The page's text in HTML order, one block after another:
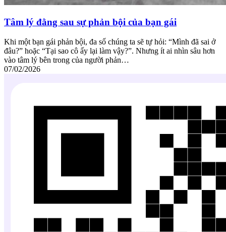
Tâm lý đằng sau sự phản bội của bạn gái
Khi một bạn gái phản bội, đa số chúng ta sẽ tự hỏi: “Mình đã sai ở
đâu?” hoặc “Tại sao cô ấy lại làm vậy?”. Nhưng ít ai nhìn sâu hơn
vào tâm lý bên trong của người phản…
07/02/2026